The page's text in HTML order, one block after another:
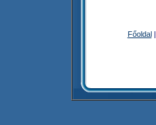
Főoldal|